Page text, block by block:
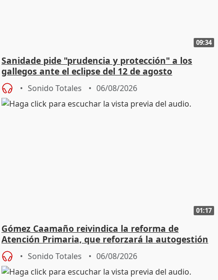
09:34
Sanidade pide "prudencia y protección" a los
gallegos ante el eclipse del 12 de agosto
Sonido Totales 06/08/2026
01:17
Gómez Caamaño reivindica la reforma de
Atención Primaria, que reforzará la autogestión
Sonido Totales 06/08/2026